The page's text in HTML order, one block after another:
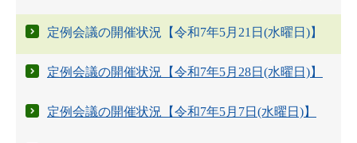
定例会議の開催状況【令和7年5月21日(水曜日)】
定例会議の開催状況【令和7年5月28日(水曜日)】
定例会議の開催状況【令和7年5月7日(水曜日)】